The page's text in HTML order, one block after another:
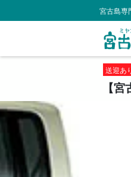
宮古島専
送迎あ
【